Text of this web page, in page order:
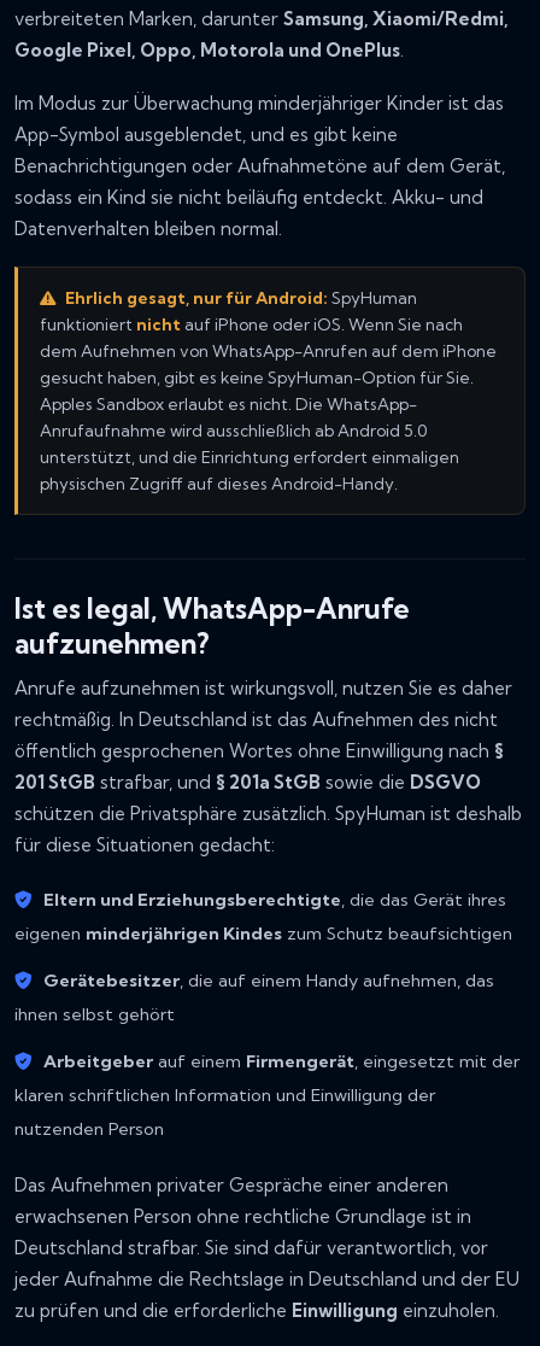
verbreiteten Marken, darunter Samsung, Xiaomi/Redmi,
Google Pixel, Oppo, Motorola und OnePlus.
Im Modus zur Überwachung minderjähriger Kinder ist das
App-Symbol ausgeblendet, und es gibt keine
Benachrichtigungen oder Aufnahmetöne auf dem Gerät,
sodass ein Kind sie nicht beiläufig entdeckt. Akku- und
Datenverhalten bleiben normal.
Ehrlich gesagt, nur für Android: SpyHuman
funktioniert nicht auf iPhone oder iOS. Wenn Sie nach
dem Aufnehmen von WhatsApp-Anrufen auf dem iPhone
gesucht haben, gibt es keine SpyHuman-Option für Sie.
Apples Sandbox erlaubt es nicht. Die WhatsApp-
Anrufaufnahme wird ausschließlich ab Android 5.0
unterstützt, und die Einrichtung erfordert einmaligen
physischen Zugriff auf dieses Android-Handy.
Ist es legal, WhatsApp-Anrufe
aufzunehmen?
Anrufe aufzunehmen ist wirkungsvoll, nutzen Sie es daher
rechtmäßig. In Deutschland ist das Aufnehmen des nicht
öffentlich gesprochenen Wortes ohne Einwilligung nach §
201 StGB strafbar, und § 201a StGB sowie die DSGVO
schützen die Privatsphäre zusätzlich. SpyHuman ist deshalb
für diese Situationen gedacht:
Eltern und Erziehungsberechtigte, die das Gerät ihres
eigenen minderjährigen Kindes zum Schutz beaufsichtigen
Gerätebesitzer, die auf einem Handy aufnehmen, das
ihnen selbst gehört
Arbeitgeber auf einem Firmengerät, eingesetzt mit der
klaren schriftlichen Information und Einwilligung der
nutzenden Person
Das Aufnehmen privater Gespräche einer anderen
erwachsenen Person ohne rechtliche Grundlage ist in
Deutschland strafbar. Sie sind dafür verantwortlich, vor
jeder Aufnahme die Rechtslage in Deutschland und der EU
zu prüfen und die erforderliche Einwilligung einzuholen.